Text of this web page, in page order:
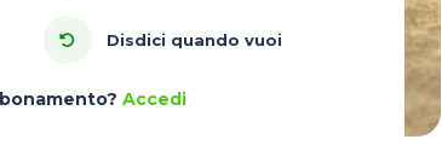
Disdici quando vuoi
Accedi